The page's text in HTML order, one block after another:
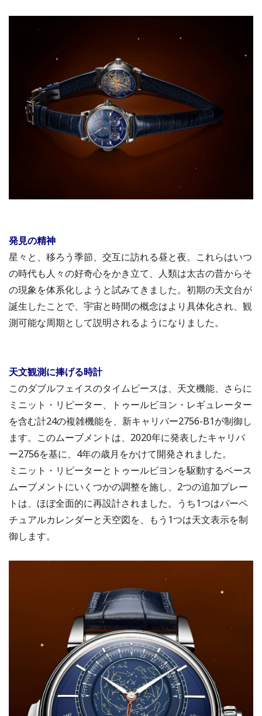
発見の精神
星々と、移ろう季節、交互に訪れる昼と夜。これらはいつ
の時代も人々の好奇心をかき立て、人類は太古の昔からそ
の現象を体系化しようと試みてきました。初期の天文台が
誕生したことで、宇宙と時間の概念はより具体化され、観
測可能な周期として説明されるようになりました。
天文観測に捧げる時計
このダブルフェイスのタイムピースは、天文機能、さらに
ミニット・リピーター、トゥールビヨン・レギュレーター
を含む計24の複雑機能を、新キャリバー2756-B1が制御し
ます。このムーブメントは、2020年に発表したキャリバ
ー2756を基に、4年の歳月をかけて開発されました。
ミニット・リピーターとトゥールビヨンを駆動するベース
ムーブメントにいくつかの調整を施し、2つの追加プレー
トは、ほぼ全面的に再設計されました。うち1つはパーペ
チュアルカレンダーと天空図を、もう1つは天文表示を制
御します。